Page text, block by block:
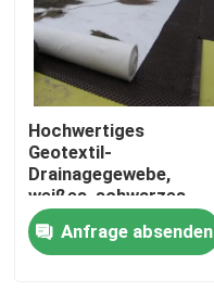
Startseite
Hochwertiges
Geotextil-
Drainagegewebe,
weißes, schwarzes
Tuch, kurz- und
endlosfaseriges,
nadelfilziertes
Anfrage absenden